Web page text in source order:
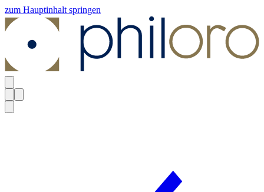
zum Hauptinhalt springen